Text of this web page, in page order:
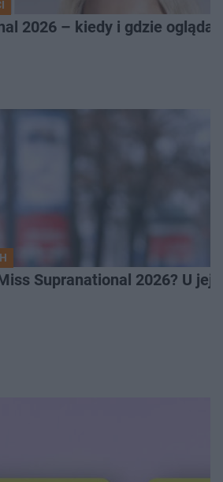
2026 – kiedy i gdzie
Supranational 2026? U jej